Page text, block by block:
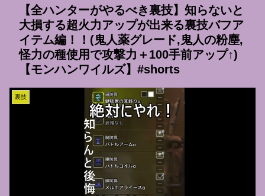
【全ハンターがやるべき裏技】知らないと
大損する超火力アップが出来る裏技バフア
イテム編！！(鬼人薬グレード,鬼人の粉塵,
怪力の種使用で攻撃力＋100手前アップ↑)
【モンハンワイルズ】#shorts
裏技